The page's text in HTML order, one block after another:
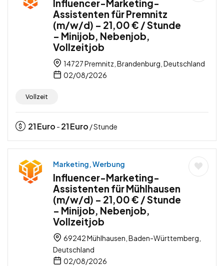
Influencer-Marketing-
Assistenten für Premnitz
(m/w/d) – 21,00 € / Stunde
– Minijob, Nebenjob,
Vollzeitjob
14727 Premnitz, Brandenburg, Deutschland
02/08/2026
Vollzeit
21Euro - 21Euro / Stunde
Marketing, Werbung
Influencer-Marketing-
Assistenten für Mühlhausen
(m/w/d) – 21,00 € / Stunde
– Minijob, Nebenjob,
Vollzeitjob
69242 Mühlhausen, Baden-Württemberg,
Deutschland
02/08/2026